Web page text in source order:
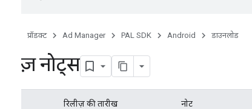
प्रॉडक्ट Ad Manager PAL SDK Android डाउनलोड
रिलीज़ नोट्स
रिलीज़ की तारीख नोट